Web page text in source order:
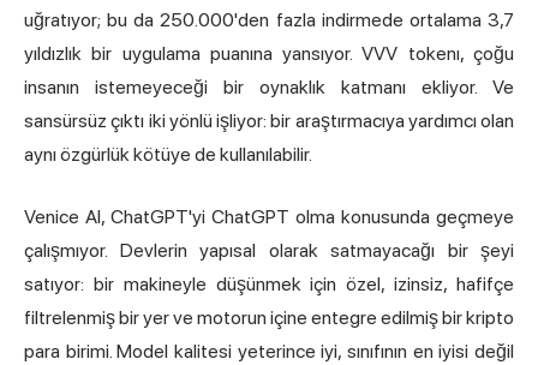
uğratıyor; bu da 250.000'den fazla indirmede ortalama 3,7
yıldızlık bir uygulama puanına yansıyor. VVV tokenı, çoğu
insanın istemeyeceği bir oynaklık katmanı ekliyor. Ve
sansürsüz çıktı iki yönlü işliyor: bir araştırmacıya yardımcı olan
aynı özgürlük kötüye de kullanılabilir.
Venice AI, ChatGPT'yi ChatGPT olma konusunda geçmeye
çalışmıyor. Devlerin yapısal olarak satmayacağı bir şeyi
satıyor: bir makineyle düşünmek için özel, izinsiz, hafifçe
filtrelenmiş bir yer ve motorun içine entegre edilmiş bir kripto
para birimi. Model kalitesi yeterince iyi, sınıfının en iyisi değil